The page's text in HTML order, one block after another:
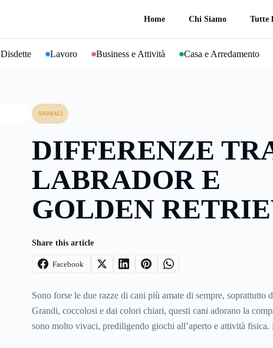
Home Chi Siamo Tutte
Disdette Lavoro Business e Attività Casa e Arredamento
ANIMALI
DIFFERENZE
LABRADOR E
GOLDEN
Share this article
Facebook
Sono forse le due razze di cani più amate di sempre, soprattutto
Grandi, coccolosi e dai colori chiari, questi cani adorano la
sono molto vivaci, prediligendo giochi all’aperto e attività fisica.